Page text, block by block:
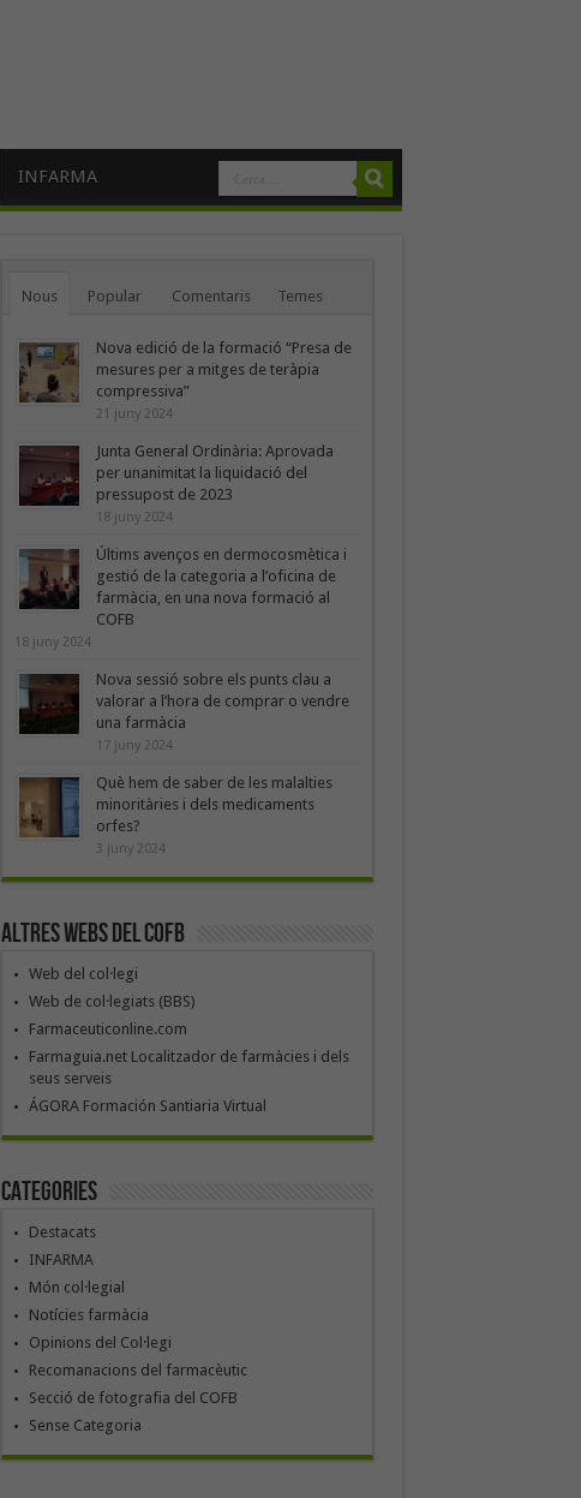
INFARMA
Nous Popular Comentaris Temes
Nova edició de la formació “Presa de
mesures per a mitges de teràpia
compressiva”
21 juny 2024
Junta General Ordinària: Aprovada
per unanimitat la liquidació del
pressupost de 2023
18 juny 2024
Últims avenços en dermocosmètica i
gestió de la categoria a l’oficina de
farmàcia, en una nova formació al
COFB
18 juny 2024
Nova sessió sobre els punts clau a
valorar a l’hora de comprar o vendre
una farmàcia
17 juny 2024
Què hem de saber de les malalties
minoritàries i dels medicaments
orfes?
3 juny 2024
Altres webs del COFB
Web del col·legi
Web de col·legiats (BBS)
Farmaceuticonline.com
Farmaguia.net Localitzador de farmàcies i dels
seus serveis
ÁGORA Formación Santiaria Virtual
Categories
Destacats
INFARMA
Món col·legial
Notícies farmàcia
Opinions del Col·legi
Recomanacions del farmacèutic
Secció de fotografia del COFB
Sense Categoria